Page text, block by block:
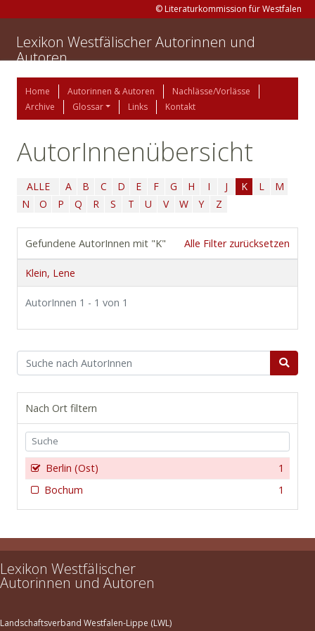
© Literaturkommission für Westfalen
Lexikon Westfälischer Autorinnen und
Autoren
Home Autorinnen & Autoren
Nachlässe/Vorlässe
Archive
Glossar Links Kontakt
AutorInnenübersicht
ALLE A B C D E F G H I J K L
M
N
O P Q R S T U V W Y Z
Alle Filter zurücksetzen
Gefundene AutorInnen mit "K"
Klein, Lene
AutorInnen 1 - 1 von 1
Nach Ort filtern
1
Berlin (Ost)
1
Bochum
Lexikon Westfälischer
Autorinnen und Autoren
Landschaftsverband Westfalen-Lippe (LWL)